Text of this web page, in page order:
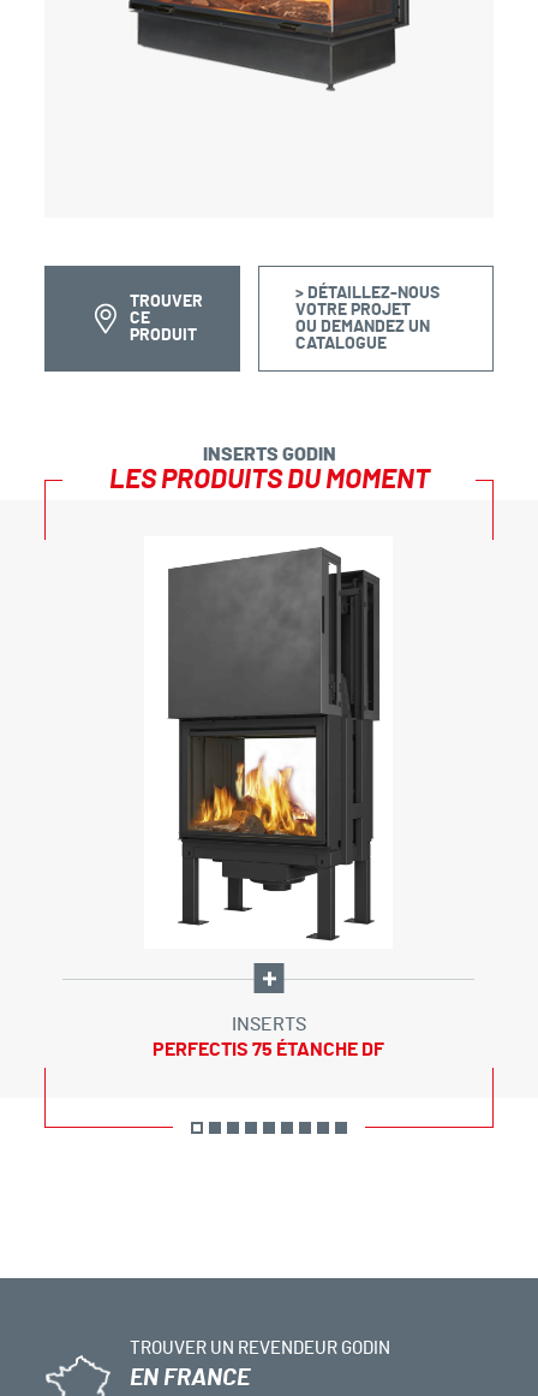
TROUVER
CE
PRODUIT
> DÉTAILLEZ-NOUS
VOTRE PROJET
OU DEMANDEZ UN
CATALOGUE
INSERTS GODIN
LES PRODUITS DU MOMENT
PERFECTIS 75 ÉTANCHE DF
INSERTS
TROUVER UN REVENDEUR GODIN
EN FRANCE